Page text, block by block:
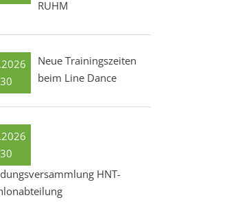
RUHM
Neue Trainingszeiten
beim Line Dance
HNT-